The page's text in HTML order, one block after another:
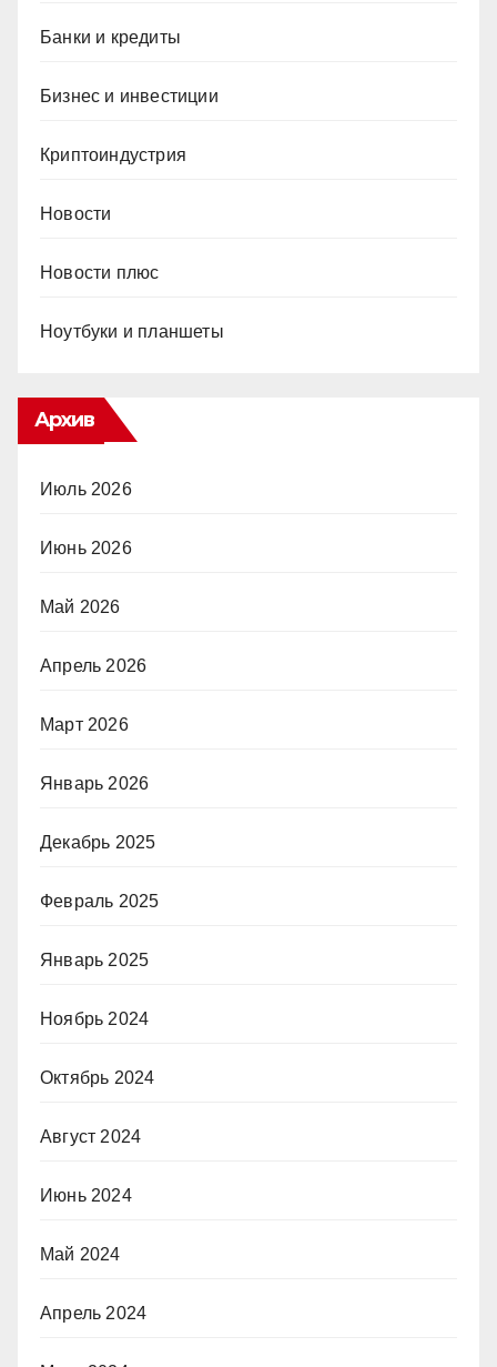
Банки и кредиты
Бизнес и инвестиции
Криптоиндустрия
Новости
Новости плюс
Ноутбуки и планшеты
Архив
Июль 2026
Июнь 2026
Май 2026
Апрель 2026
Март 2026
Январь 2026
Декабрь 2025
Февраль 2025
Январь 2025
Ноябрь 2024
Октябрь 2024
Август 2024
Июнь 2024
Май 2024
Апрель 2024